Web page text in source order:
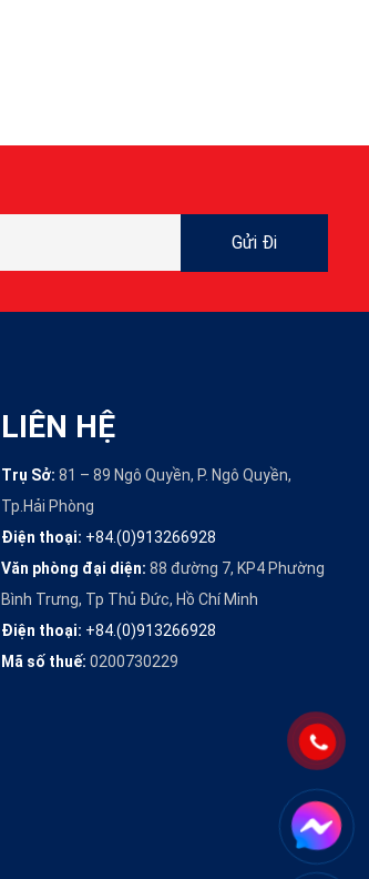
LIÊN HỆ
Trụ Sở: 81 – 89 Ngô Quyền, P. Ngô Quyền,
Tp.Hải Phòng
Điện thoại: +84.(0)913266928
Văn phòng đại diện: 88 đường 7, KP4 Phường
Bình Trưng, Tp Thủ Đức, Hồ Chí Minh
Điện thoại: +84.(0)913266928
Mã số thuế: 0200730229